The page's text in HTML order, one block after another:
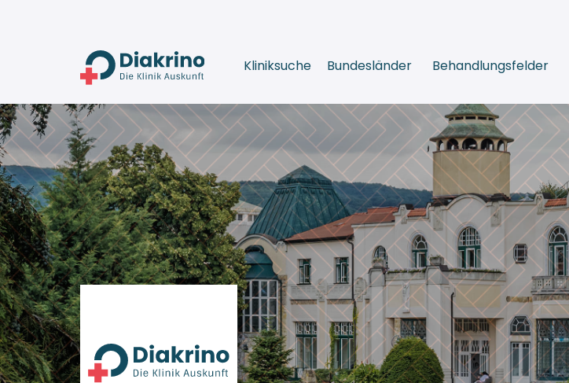
Kliniksuche Bundesländer Behandlungsfelder